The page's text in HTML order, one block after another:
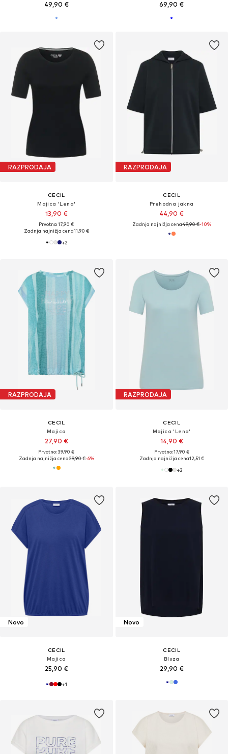
49,90 € 69,90 €
RAZPRODAJA
CECIL
Majica 'Lena'
13,90 €
Prvotno: 17,90 €
Zadnja najnižja cena11,90 €
+2
RAZPRODAJA
CECIL
Prehodna jakna
44,90 €
Zadnja najnižja cena49,90 €-10%
RAZPRODAJA
CECIL
Majica
27,90 €
Prvotno: 39,90 €
Zadnja najnižja cena29,90 €-6%
RAZPRODAJA
CECIL
Majica 'Lena'
14,90 €
Prvotno: 17,90 €
Zadnja najnižja cena12,51 €
+2
Novo
CECIL
Majica
25,90 €
+1
Novo
CECIL
Bluza
29,90 €